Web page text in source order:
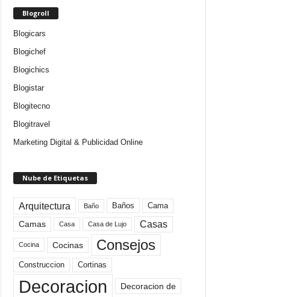
Blogroll
Blogicars
Blogichef
Blogichics
Blogistar
Blogitecno
Blogitravel
Marketing Digital & Publicidad Online
Nube de Etiquetas
Arquitectura Baño Baños Cama
Camas Casa Casa de Lujo Casas
Cocina Cocinas Consejos
Construccion Cortinas
Decoracion Decoracion de